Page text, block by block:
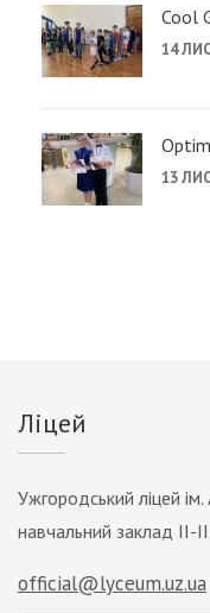
Cool
14
13
Ліцей
Ужгородський ліцей
навчальний заклад ІІ-
official@lyceum.uz.ua